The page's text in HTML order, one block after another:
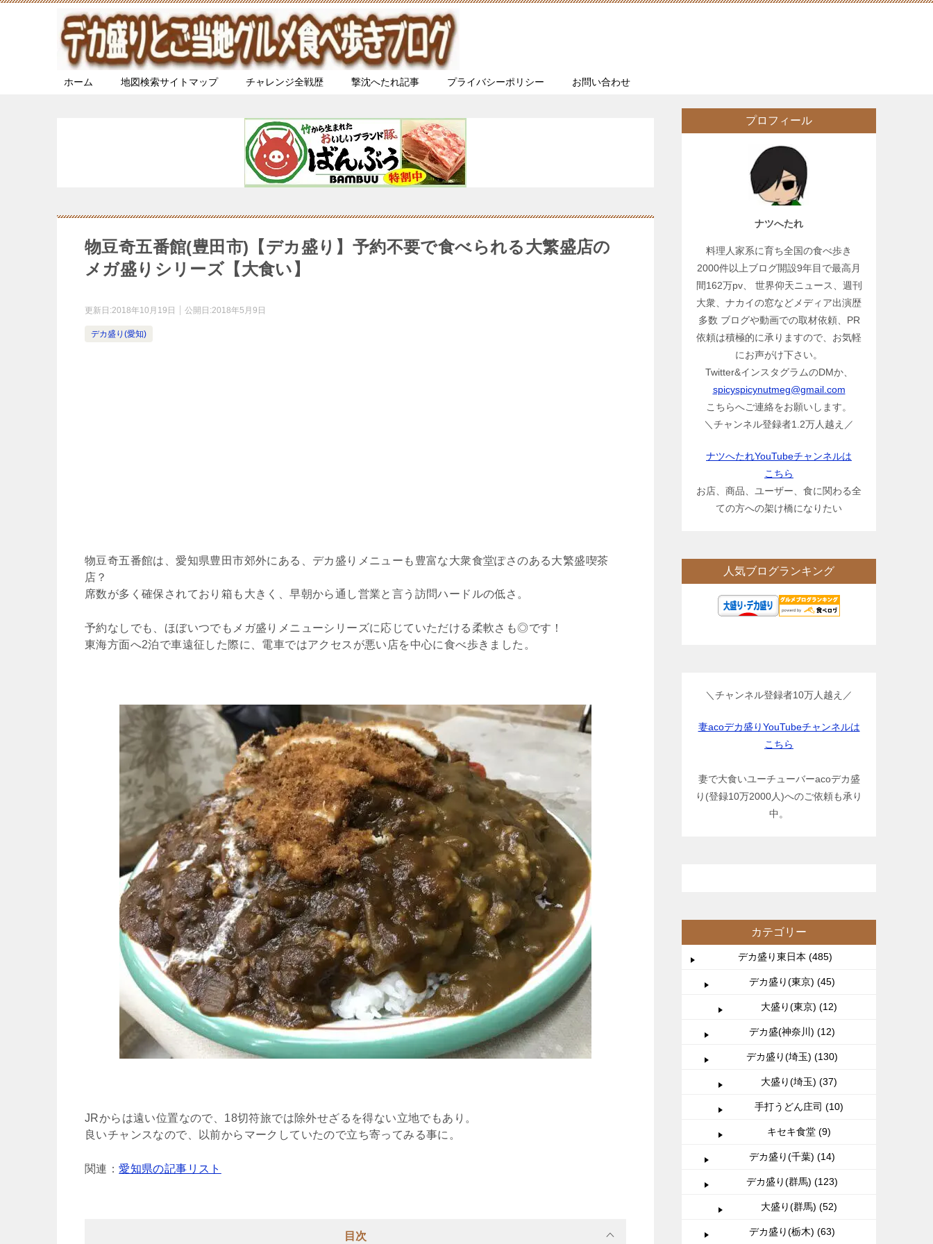
ホーム 地図検索サイトマップ チャレンジ全戦歴 撃沈へたれ記事 プライバシーポリシー お問い合わせ
物豆奇五番館(豊田市)【デカ盛り】予約不要で食べられる大繁盛店の
メガ盛りシリーズ【大食い】
更新日:2018年10月19日 公開日:2018年5月9日
デカ盛り(愛知)
物豆奇五番館は、愛知県豊田市郊外にある、デカ盛りメニューも豊富な大衆食堂ぽさのある大繁盛喫茶
店？
席数が多く確保されており箱も大きく、早朝から通し営業と言う訪問ハードルの低さ。
予約なしでも、ほぼいつでもメガ盛りメニューシリーズに応じていただける柔軟さも◎です！
東海方面へ2泊で車遠征した際に、電車ではアクセスが悪い店を中心に食べ歩きました。
JRからは遠い位置なので、18切符旅では除外せざるを得ない立地でもあり。
良いチャンスなので、以前からマークしていたので立ち寄ってみる事に。
関連：愛知県の記事リスト
目次
プロフィール
ナツへたれ
料理人家系に育ち全国の食べ歩き
2000件以上ブログ開設9年目で最高月
間162万pv、 世界仰天ニュース、週刊
大衆、ナカイの窓などメディア出演歴
多数 ブログや動画での取材依頼、PR
依頼は積極的に承りますので、お気軽
にお声がけ下さい。
Twitter&インスタグラムのDMか、
spicyspicynutmeg@gmail.com
こちらへご連絡をお願いします。
＼チャンネル登録者1.2万人越え／
ナツへたれYouTubeチャンネルは
こちら
お店、商品、ユーザー、食に関わる全
ての方への架け橋になりたい
人気ブログランキング
＼チャンネル登録者10万人越え／
妻acoデカ盛りYouTubeチャンネルは
こちら
妻で大食いユーチューバーacoデカ盛
り(登録10万2000人)へのご依頼も承り
中。
カテゴリー
デカ盛り東日本 (485)
デカ盛り(東京) (45)
大盛り(東京) (12)
デカ盛(神奈川) (12)
デカ盛り(埼玉) (130)
大盛り(埼玉) (37)
手打うどん庄司 (10)
キセキ食堂 (9)
デカ盛り(千葉) (14)
デカ盛り(群馬) (123)
大盛り(群馬) (52)
デカ盛り(栃木) (63)